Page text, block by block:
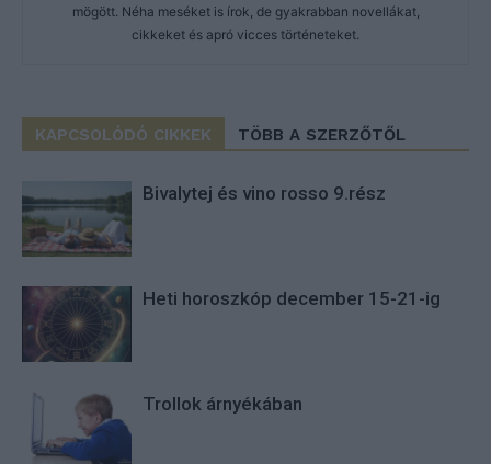
mögött. Néha meséket is írok, de gyakrabban novellákat,
cikkeket és apró vicces történeteket.
KAPCSOLÓDÓ CIKKEK TÖBB A SZERZŐTŐL
Bivalytej és vino rosso 9.rész
Heti horoszkóp december 15-21-ig
Trollok árnyékában